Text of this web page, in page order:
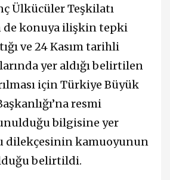
Ülkücüler Teşkilatı
konuya ilişkin tepki
ve 24 Kasım tarihli
yer aldığı belirtilen
için Türkiye Büyük
resmi
bilgisine yer
dilekçesinin kamuoyunun
belirtildi.